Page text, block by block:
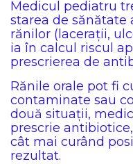
Medicul pediatru
starea de sănătate
rănilor (lacerații,
ia în calcul riscul
prescrierea de
Rănile orale pot fi
contaminate sau
două situații,
prescrie
cât mai curând
rezultat.